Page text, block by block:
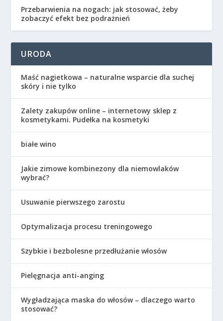
Przebarwienia na nogach: jak stosować, żeby
zobaczyć efekt bez podrażnień
URODA
Maść nagietkowa – naturalne wsparcie dla suchej
skóry i nie tylko
Zalety zakupów online – internetowy sklep z
kosmetykami. Pudełka na kosmetyki
białe wino
Jakie zimowe kombinezony dla niemowlaków
wybrać?
Usuwanie pierwszego zarostu
Optymalizacja procesu treningowego
Szybkie i bezbolesne przedłużanie włosów
Pielęgnacja anti-anging
Wygładzająca maska do włosów – dlaczego warto
stosować?